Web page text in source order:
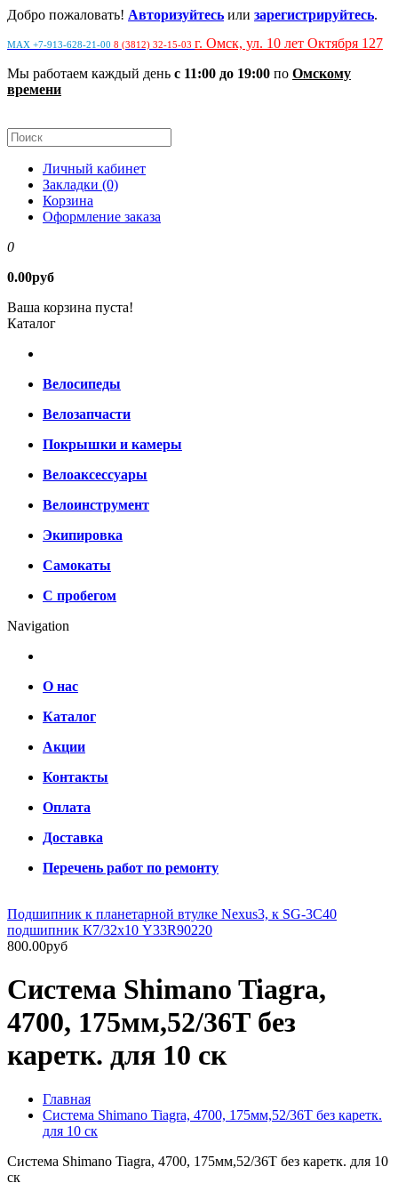
Добро пожаловать! Авторизуйтесь или зарегистрируйтесь.
MAX +7-913-628-21-00 8 (3812) 32-15-03 г. Омск, ул. 10 лет Октября 127
Мы работаем каждый день с 11:00 до 19:00 по Омскому
времени
Личный кабинет
Закладки (0)
Корзина
Оформление заказа
0
0.00руб
Ваша корзина пуста!
Каталог
Велосипеды
Велозапчасти
Покрышки и камеры
Велоаксессуары
Велоинструмент
Экипировка
Самокаты
С пробегом
Navigation
О нас
Каталог
Акции
Контакты
Оплата
Доставка
Перечень работ по ремонту
Подшипник к планетарной втулке Nexus3, к SG-3C40
подшипник К7/32х10 Y33R90220
800.00руб
Система Shimano Tiagra,
4700, 175мм,52/36Т без
каретк. для 10 ск
Главная
Система Shimano Tiagra, 4700, 175мм,52/36Т без каретк.
для 10 ск
Система Shimano Tiagra, 4700, 175мм,52/36Т без каретк. для 10
ск